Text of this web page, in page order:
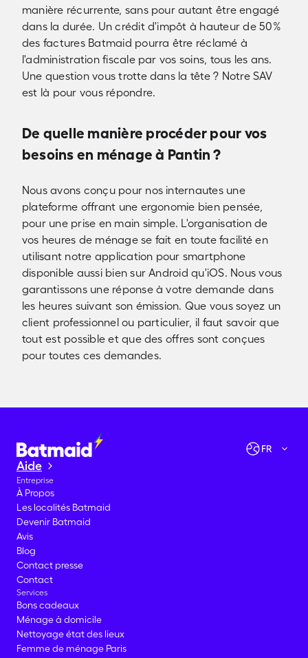
manière récurrente, sans pour autant être engagé
dans la durée. Un crédit d'impôt à hauteur de 50%
des factures Batmaid pourra être réclamé à
l'administration fiscale par vos soins, tous les ans.
Une question vous trotte dans la tête ? Notre SAV
est là pour vous répondre.
De quelle manière procéder pour vos
besoins en ménage à Pantin ?
Nous avons conçu pour nos internautes une
plateforme offrant une ergonomie bien pensée,
pour une prise en main simple. L'organisation de
vos heures de ménage se fait en toute facilité en
utilisant notre application pour smartphone
disponible aussi bien sur Android qu'iOS. Nous vous
garantissons une réponse à votre demande dans
les heures suivant son émission. Que vous soyez un
client professionnel ou particulier, il faut savoir que
tout est possible et que des offres sont conçues
pour toutes ces demandes.
FR
Aide
Entreprise
À Propos
Les localités Batmaid
Devenir Batmaid
Avis
Blog
Contact presse
Contact
Services
Bons cadeaux
Ménage à domicile
Nettoyage état des lieux
Femme de ménage Paris